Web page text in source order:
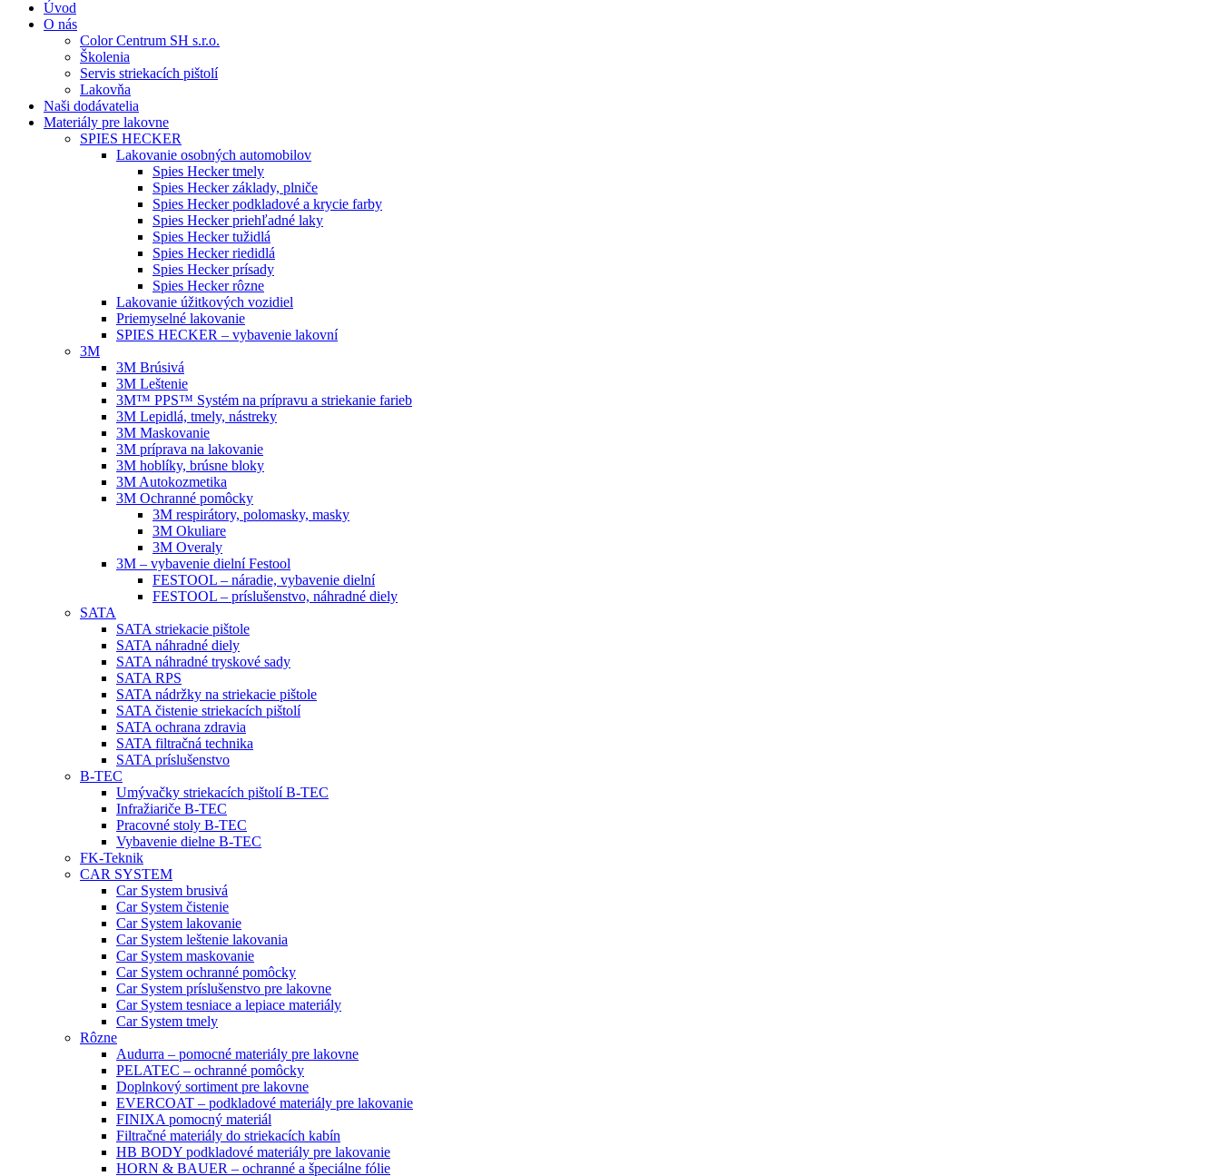
Úvod
O nás
Color Centrum SH s.r.o.
Školenia
Servis striekacích pištolí
Lakovňa
Naši dodávatelia
Materiály pre lakovne
SPIES HECKER
Lakovanie osobných automobilov
Spies Hecker tmely
Spies Hecker základy, plniče
Spies Hecker podkladové a krycie farby
Spies Hecker priehľadné laky
Spies Hecker tužidlá
Spies Hecker riedidlá
Spies Hecker prísady
Spies Hecker rôzne
Lakovanie úžitkových vozidiel
Priemyselné lakovanie
SPIES HECKER – vybavenie lakovní
3M
3M Brúsivá
3M Leštenie
3M™ PPS™ Systém na prípravu a striekanie farieb
3M Lepidlá, tmely, nástreky
3M Maskovanie
3M príprava na lakovanie
3M hoblíky, brúsne bloky
3M Autokozmetika
3M Ochranné pomôcky
3M respirátory, polomasky, masky
3M Okuliare
3M Overaly
3M – vybavenie dielní Festool
FESTOOL – náradie, vybavenie dielní
FESTOOL – príslušenstvo, náhradné diely
SATA
SATA striekacie pištole
SATA náhradné diely
SATA náhradné tryskové sady
SATA RPS
SATA nádržky na striekacie pištole
SATA čistenie striekacích pištolí
SATA ochrana zdravia
SATA filtračná technika
SATA príslušenstvo
B-TEC
Umývačky striekacích pištolí B-TEC
Infražiariče B-TEC
Pracovné stoly B-TEC
Vybavenie dielne B-TEC
FK-Teknik
CAR SYSTEM
Car System brusivá
Car System čistenie
Car System lakovanie
Car System leštenie lakovania
Car System maskovanie
Car System ochranné pomôcky
Car System príslušenstvo pre lakovne
Car System tesniace a lepiace materiály
Car System tmely
Rôzne
Audurra – pomocné materiály pre lakovne
PELATEC – ochranné pomôcky
Doplnkový sortiment pre lakovne
EVERCOAT – podkladové materiály pre lakovanie
FINIXA pomocný materiál
Filtračné materiály do striekacích kabín
HB BODY podkladové materiály pre lakovanie
HORN & BAUER – ochranné a špeciálne fólie